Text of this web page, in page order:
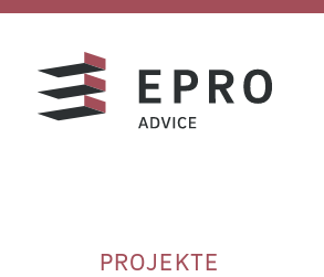
PROJEKTE